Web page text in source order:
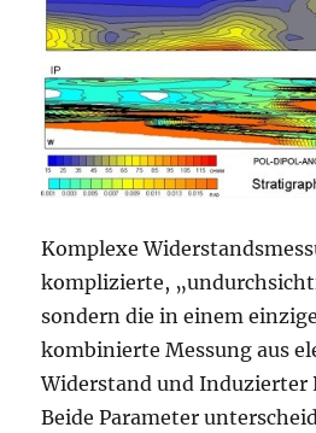
Komplexe
komplizierte,
sondern die in einem
kombinierte Messung aus
Widerstand und Induzierter
Beide Parameter